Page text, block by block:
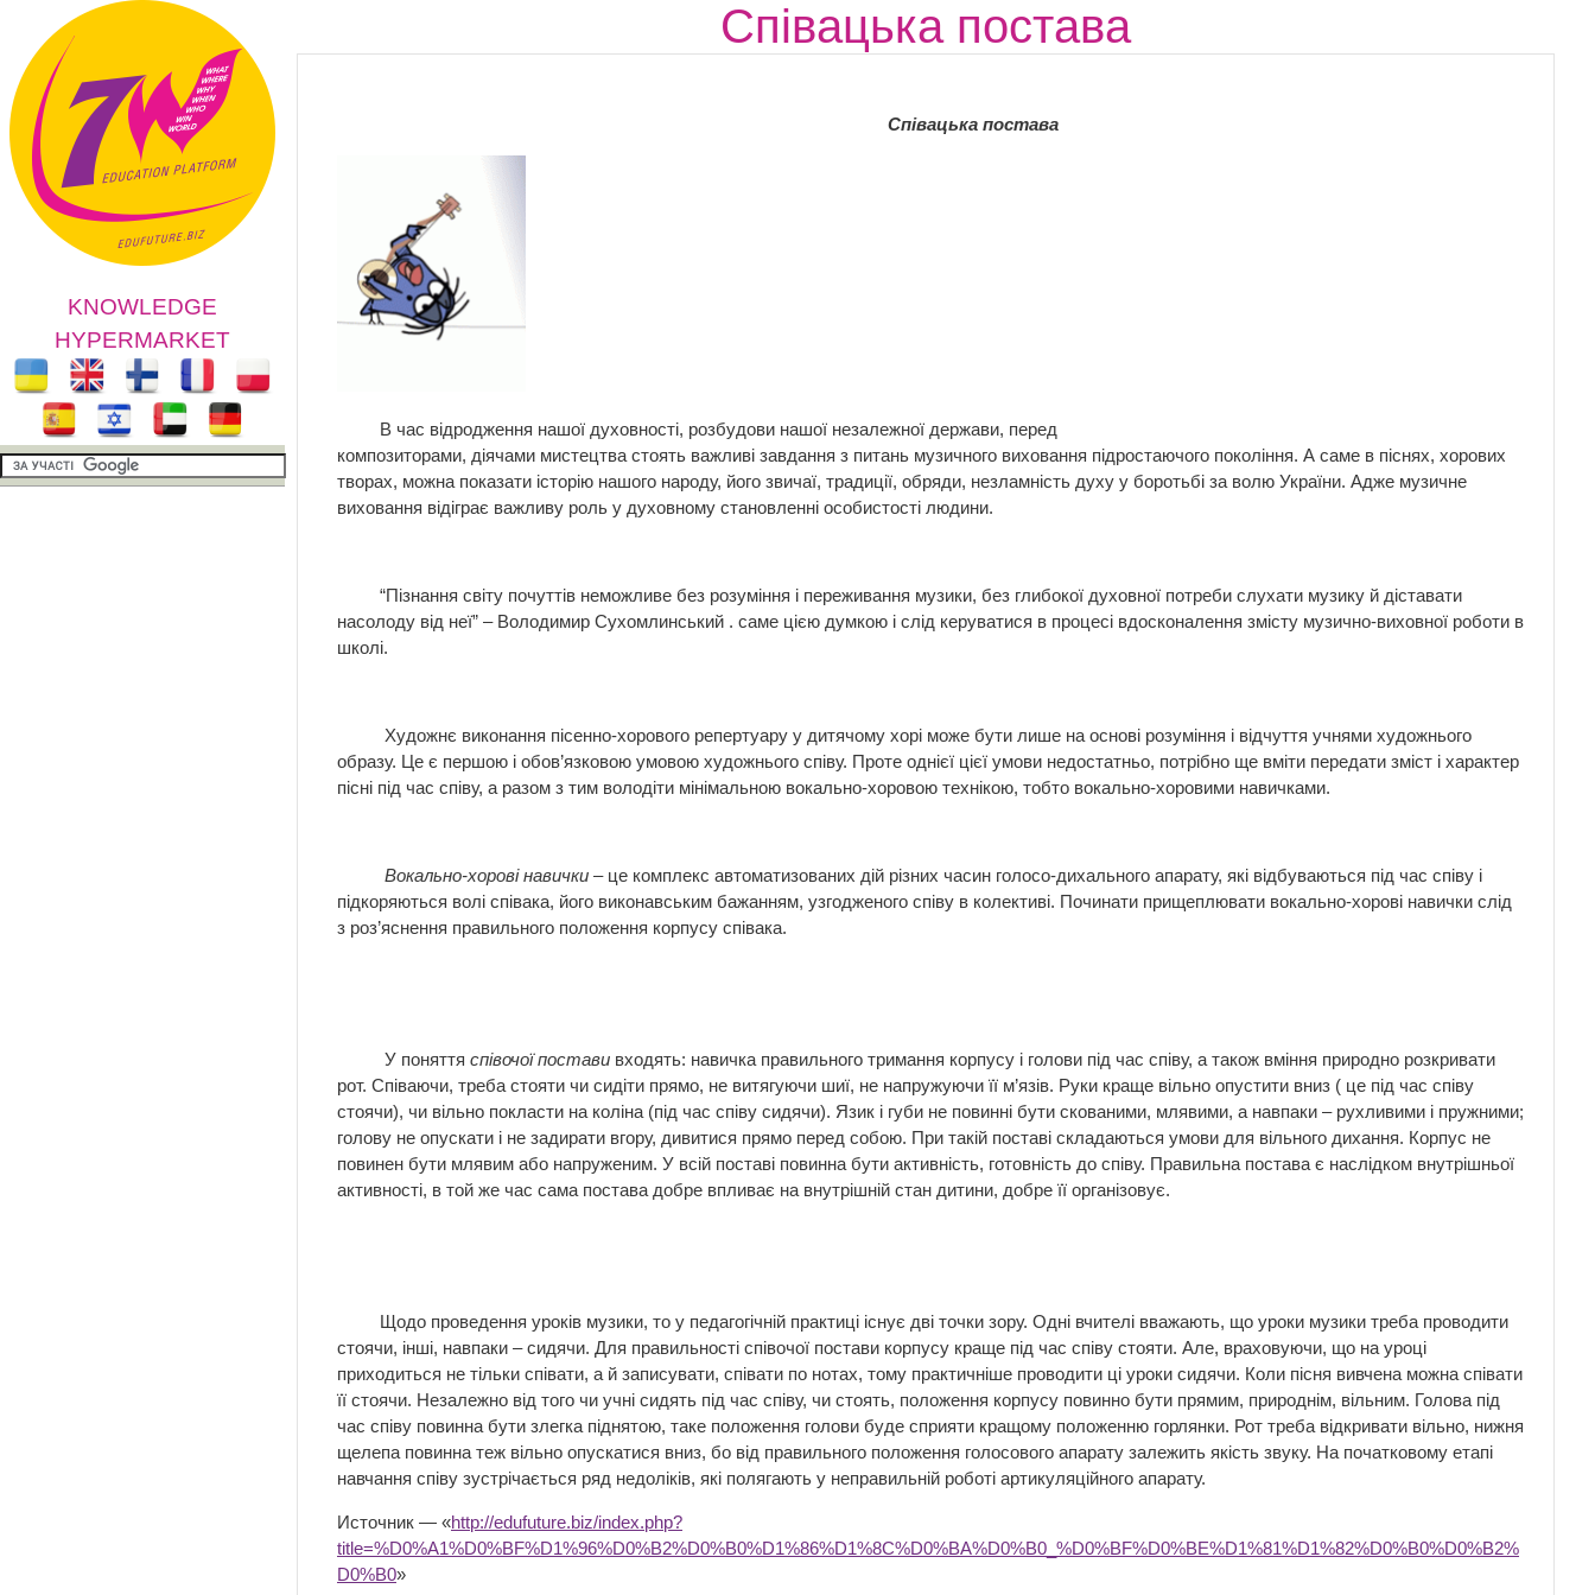
KNOWLEDGE
HYPERMARKET
Співацька постава
Співацька постава
В час відродження нашої духовності, розбудови нашої незалежної держави, перед
композиторами, діячами мистецтва стоять важливі завдання з питань музичного виховання підростаючого покоління. А саме в піснях, хорових
творах, можна показати історію нашого народу, його звичаї, традиції, обряди, незламність духу у боротьбі за волю України. Адже музичне
виховання відіграє важливу роль у духовному становленні особистості людини.
“Пізнання світу почуттів неможливе без розуміння і переживання музики, без глибокої духовної потреби слухати музику й діставати
насолоду від неї” – Володимир Сухомлинський . саме цією думкою і слід керуватися в процесі вдосконалення змісту музично-виховної роботи в
школі.
Художнє виконання пісенно-хорового репертуару у дитячому хорі може бути лише на основі розуміння і відчуття учнями художнього
образу. Це є першою і обов’язковою умовою художнього співу. Проте однієї цієї умови недостатньо, потрібно ще вміти передати зміст і характер
пісні під час співу, а разом з тим володіти мінімальною вокально-хоровою технікою, тобто вокально-хоровими навичками.
Вокально-хорові навички – це комплекс автоматизованих дій різних часин голосо-дихального апарату, які відбуваються під час співу і
підкоряються волі співака, його виконавським бажанням, узгодженого співу в колективі. Починати прищеплювати вокально-хорові навички слід
з роз’яснення правильного положення корпусу співака.
У поняття співочої постави входять: навичка правильного тримання корпусу і голови під час співу, а також вміння природно розкривати
рот. Співаючи, треба стояти чи сидіти прямо, не витягуючи шиї, не напружуючи її м’язів. Руки краще вільно опустити вниз ( це під час співу
стоячи), чи вільно покласти на коліна (під час співу сидячи). Язик і губи не повинні бути скованими, млявими, а навпаки – рухливими і пружними;
голову не опускати і не задирати вгору, дивитися прямо перед собою. При такій поставі складаються умови для вільного дихання. Корпус не
повинен бути млявим або напруженим. У всій поставі повинна бути активність, готовність до співу. Правильна постава є наслідком внутрішньої
активності, в той же час сама постава добре впливає на внутрішній стан дитини, добре її організовує.
Щодо проведення уроків музики, то у педагогічній практиці існує дві точки зору. Одні вчителі вважають, що уроки музики треба проводити
стоячи, інші, навпаки – сидячи. Для правильності співочої постави корпусу краще під час співу стояти. Але, враховуючи, що на уроці
приходиться не тільки співати, а й записувати, співати по нотах, тому практичніше проводити ці уроки сидячи. Коли пісня вивчена можна співати
її стоячи. Незалежно від того чи учні сидять під час співу, чи стоять, положення корпусу повинно бути прямим, природнім, вільним. Голова під
час співу повинна бути злегка піднятою, таке положення голови буде сприяти кращому положенню горлянки. Рот треба відкривати вільно, нижня
щелепа повинна теж вільно опускатися вниз, бо від правильного положення голосового апарату залежить якість звуку. На початковому етапі
навчання співу зустрічається ряд недоліків, які полягають у неправильній роботі артикуляційного апарату.
Источник — «http://edufuture.biz/index.php?
title=%D0%A1%D0%BF%D1%96%D0%B2%D0%B0%D1%86%D1%8C%D0%BA%D0%B0_%D0%BF%D0%BE%D1%81%D1%82%D0%B0%D0%B2%
D0%B0»